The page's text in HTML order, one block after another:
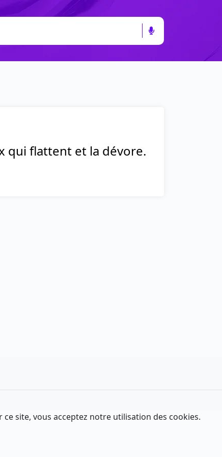
qui flattent et la dévore.
site, vous acceptez notre utilisation des cookies.